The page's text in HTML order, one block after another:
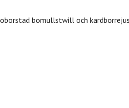
bomullstwill och